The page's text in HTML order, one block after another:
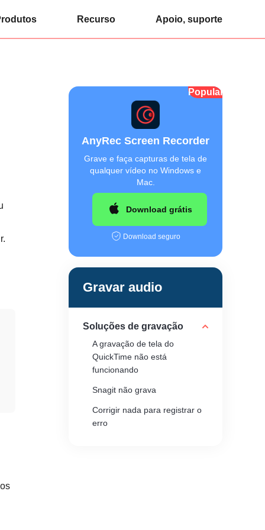
Recurso Apoio, suporte
Popular
AnyRec Screen Recorder
Grave e faça capturas de tela de
qualquer vídeo no Windows e
Mac.
Download grátis
Download seguro
Gravar audio
Soluções de gravação
A gravação de tela do
QuickTime não está
funcionando
Snagit não grava
Corrigir nada para registrar o
erro